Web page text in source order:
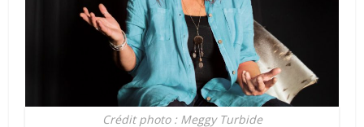
Crédit photo : Meggy Turbide